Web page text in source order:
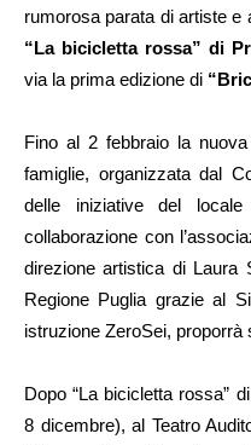
rumorosa parata di artiste
“La bicicletta rossa” di
via la prima edizione di
Fino al 2 febbraio la
famiglie, organizzata dal
delle iniziative del locale
collaborazione con
direzione artistica di Laura
Regione Puglia grazie al
istruzione ZeroSei, proporrà
Dopo “La bicicletta rossa”
8 dicembre), al Teatro